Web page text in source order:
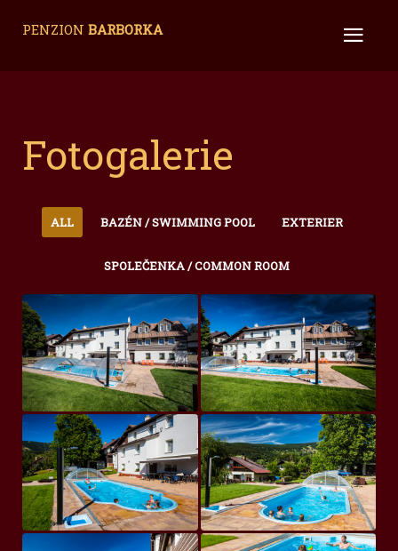
PENZION BARBORKA
Fotogalerie
ALL BAZÉN / SWIMMING POOL EXTERIER
SPOLEČENKA / COMMON ROOM